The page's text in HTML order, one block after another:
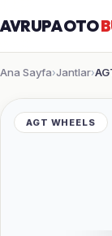
AVRUPA OTO
Ana Sayfa›Jantlar›
AGT WHEELS